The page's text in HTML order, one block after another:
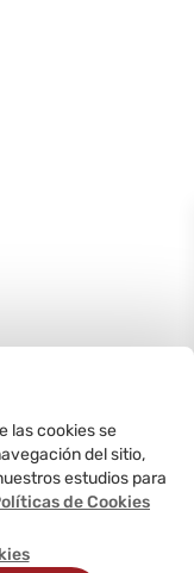
las cookies se
del sitio,
estudios para
de Cookies